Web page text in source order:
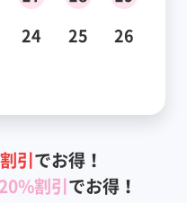
24 25
26
引でお得！
割引でお得！